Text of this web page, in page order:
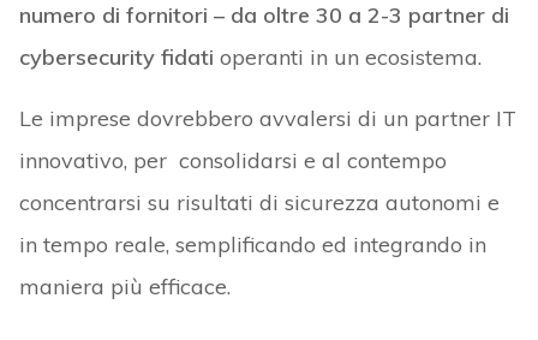
numero di fornitori – da oltre 30 a 2-3 partner di
cybersecurity fidati operanti in un ecosistema.
Le imprese dovrebbero avvalersi di un partner IT
innovativo, per consolidarsi e al contempo
concentrarsi su risultati di sicurezza autonomi e
in tempo reale, semplificando ed integrando in
maniera più efficace.